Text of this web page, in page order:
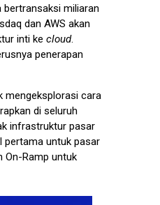
bertransaksi miliaran
dan AWS akan
inti ke cloud.
penerapan
mengeksplorasi cara
di seluruh
infrastruktur pasar
pertama untuk pasar
On-Ramp untuk